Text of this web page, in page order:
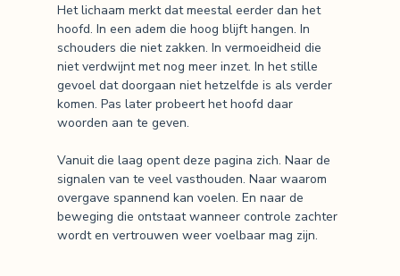
Het lichaam merkt dat meestal eerder dan het
hoofd. In een adem die hoog blijft hangen. In
schouders die niet zakken. In vermoeidheid die
niet verdwijnt met nog meer inzet. In het stille
gevoel dat doorgaan niet hetzelfde is als verder
komen. Pas later probeert het hoofd daar
woorden aan te geven.
Vanuit die laag opent deze pagina zich. Naar de
signalen van te veel vasthouden. Naar waarom
overgave spannend kan voelen. En naar de
beweging die ontstaat wanneer controle zachter
wordt en vertrouwen weer voelbaar mag zijn.